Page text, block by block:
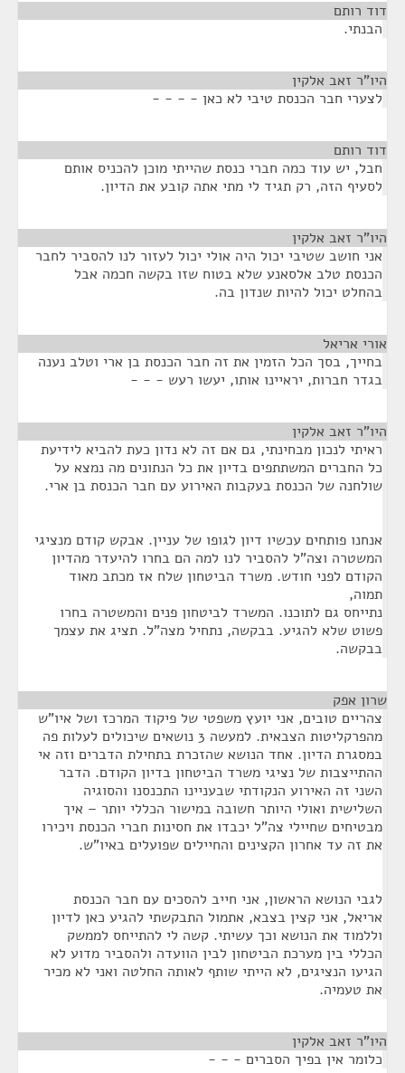
דוד רותם
הבנתי.
היו"ר זאב אלקין
לצערי חבר הכנסת טיבי לא כאן - - - -
דוד רותם
חבל, יש עוד כמה חברי כנסת שהייתי מוכן להכניס אותם
לסעיף הזה, רק תגיד לי מתי אתה קובע את הדיון.
היו"ר זאב אלקין
אני חושב שטיבי יכול היה אולי יכול לעזור לנו להסביר לחבר
הכנסת טלב אלסאנע שלא בטוח שזו בקשה חכמה אבל
בהחלט יכול להיות שנדון בה.
אורי אריאל
בחייך, בסך הכל הזמין את זה חבר הכנסת בן ארי וטלב נענה
בגדר חברות, יראיינו אותו, יעשו רעש - - -
היו"ר זאב אלקין
ראיתי לנכון מבחינתי, גם אם זה לא נדון כעת להביא לידיעת
כל החברים המשתתפים בדיון את כל הנתונים מה נמצא על
שולחנה של הכנסת בעקבות האירוע עם חבר הכנסת בן ארי.
אנחנו פותחים עכשיו דיון לגופו של עניין. אבקש קודם מנציגי
המשטרה וצה"ל להסביר לנו למה הם בחרו להיעדר מהדיון
הקודם לפני חודש. משרד הביטחון שלח אז מכתב מאוד
תמוה,
נתייחס גם לתוכנו. המשרד לביטחון פנים והמשטרה בחרו
פשוט שלא להגיע. בבקשה, נתחיל מצה"ל. תציג את עצמך
בבקשה.
שרון אפק
צהריים טובים, אני יועץ משפטי של פיקוד המרכז ושל איו"ש
מהפרקליטות הצבאית. למעשה 3 נושאים שיכולים לעלות פה
במסגרת הדיון. אחד הנושא שהזכרת בתחילת הדברים וזה אי
ההתייצבות של נציגי משרד הביטחון בדיון הקודם. הדבר
השני זה האירוע הנקודתי שבעניינו התכנסנו והסוגיה
השלישית ואולי היותר חשובה במישור הכללי יותר – איך
מבטיחים שחיילי צה"ל יכבדו את חסינות חברי הכנסת ויכירו
את זה עד אחרון הקצינים והחיילים שפועלים באיו"ש.
לגבי הנושא הראשון, אני חייב להסכים עם חבר הכנסת
אריאל, אני קצין בצבא, אתמול התבקשתי להגיע כאן לדיון
וללמוד את הנושא וכך עשיתי. קשה לי להתייחס לממשק
הכללי בין מערכת הביטחון לבין הוועדה ולהסביר מדוע לא
הגיעו הנציגים, לא הייתי שותף לאותה החלטה ואני לא מכיר
את טעמיה.
היו"ר זאב אלקין
כלומר אין בפיך הסברים - - -